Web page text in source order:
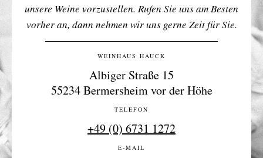
unsere Weine vorzustellen. Rufen Sie uns am Besten
vorher an, dann nehmen wir uns gerne Zeit für Sie.
WEINHAUS HAUCK
Albiger Straße 15
55234 Bermersheim vor der Höhe
TELEFON
+49 (0) 6731 1272
E-MAIL